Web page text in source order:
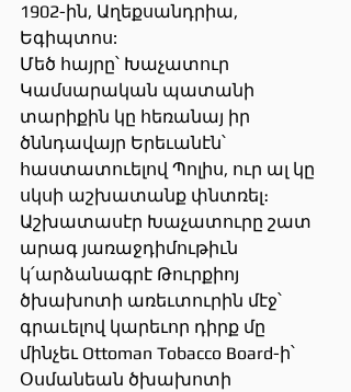
1902-ին, Աղեքսանդրիա,
Եգիպտոս:
Մեծ հայրը՝ Խաչատուր
Կամսարական պատանի
տարիքին կը հեռանայ իր
ծննդավայր Երեւանէն՝
հաստատուելով Պոլիս, ուր ալ կը
սկսի աշխատանք փնտռել։
Աշխատասէր Խաչատուրը շատ
արագ յառաջդիմութիւն
կ՛արձանագրէ Թուրքիոյ
ծխախոտի առեւտուրին մէջ՝
գրաւելով կարեւոր դիրք մը
մինչեւ Ottoman Tobacco Board-ի՝
Օսմանեան ծխախոտի